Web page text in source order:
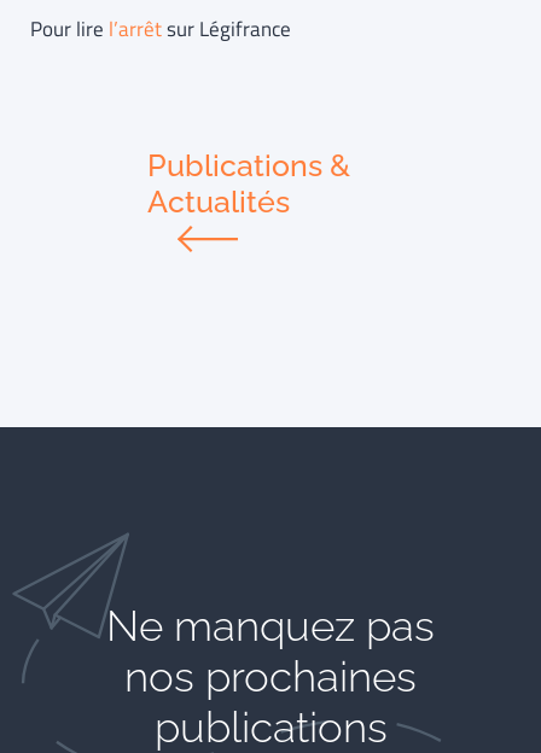
Pour lire l’arrêtsur Légifrance
Publications &
Actualités
Ne manquez pas
nos prochaines
publications